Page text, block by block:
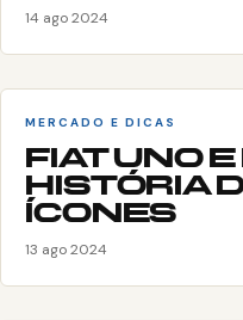
14 ago 2024
MERCADO E DICAS
FIAT UNO
HISTÓRIA
ÍCONES
13 ago 2024